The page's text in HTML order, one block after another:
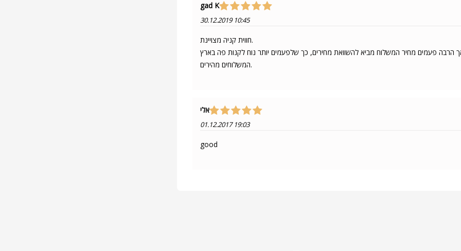
gad K
30.12.2019 10:45
חווית קניה מצויינת.
המשלוחים מהירים.
אלי
01.12.2017 19:03
good